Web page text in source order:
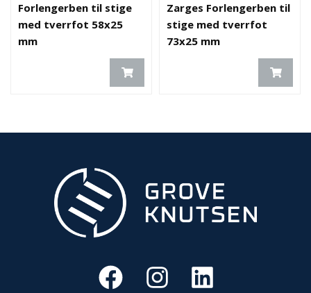
Forlengerben til stige
med tverrfot 58x25
mm
Zarges Forlengerben til
stige med tverrfot
73x25 mm